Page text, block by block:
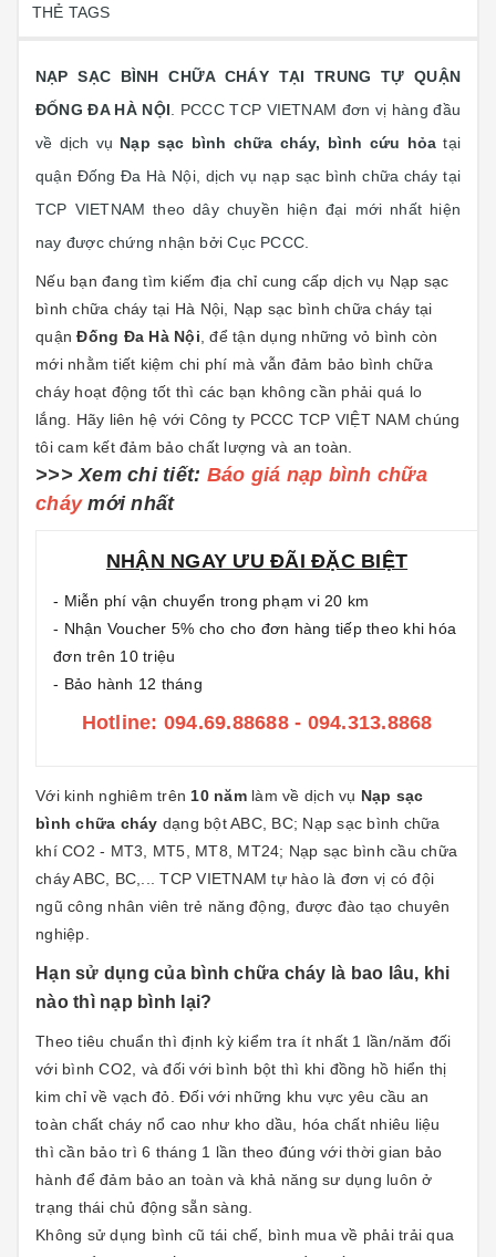
THẺ TAGS
NẠP SẠC BÌNH CHỮA CHÁY TẠI TRUNG TỰ QUẬN
ĐỐNG ĐA HÀ NỘI . PCCC TCP VIETNAM đơn vị hàng đầu
về dịch vụ Nạp sạc bình chữa cháy, bình cứu hỏa tại
quận Đống Đa Hà Nội, dịch vụ nạp sạc bình chữa cháy tại
TCP VIETNAM theo dây chuyền hiện đại mới nhất hiện
nay được chứng nhận bởi Cục PCCC.
Nếu bạn đang tìm kiếm địa chỉ cung cấp dịch vụ Nạp sạc
bình chữa cháy tại Hà Nội, Nạp sạc bình chữa cháy tại
quậnĐống Đa Hà Nội , để tận dụng những vỏ bình còn
mới nhằm tiết kiệm chi phí mà vẫn đảm bảo bình chữa
cháy hoạt động tốt thì các bạn không cần phải quá lo
lắng. Hãy liên hệ với Công ty PCCC TCP VIỆT NAM chúng
tôi cam kết đảm bảo chất lượng và an toàn.
>>> Xem chi tiết: Báo giá nạp bình chữa
cháymới nhất
NHẬN NGAY ƯU ĐÃI ĐẶC BIỆT
- Miễn phí vận chuyển trong phạm vi 20 km
- Nhận Voucher 5% cho cho đơn hàng tiếp theo khi hóa
đơn trên 10 triệu
- Bảo hành 12 tháng
Hotline: 094.69.88688 - 094.313.8868
Với kinh nghiêm trên 10 nămlàm về dịch vụ Nạp sạc
bình chữa cháy dạng bột ABC, BC; Nạp sạc bình chữa
khí CO2 - MT3, MT5, MT8, MT24; Nạp sạc bình cầu chữa
cháy ABC, BC,... TCP VIETNAM tự hào là đơn vị có đội
ngũ công nhân viên trẻ năng động, được đào tạo chuyên
nghiệp.
Hạn sử dụng của bình chữa cháy là bao lâu, khi
nào thì nạp bình lại?
Theo tiêu chuẩn thì định kỳ kiểm tra ít nhất 1 lần/năm đối
với bình CO2, và đối với bình bột thì khi đồng hồ hiển thị
kim chỉ về vạch đỏ. Đối với những khu vực yêu cầu an
toàn chất cháy nổ cao như kho dầu, hóa chất nhiêu liệu
thì cần bảo trì 6 tháng 1 lần theo đúng với thời gian bảo
hành để đảm bảo an toàn và khả năng sư dụng luôn ở
trạng thái chủ động sẵn sàng.
Không sử dụng bình cũ tái chế, bình mua về phải trải qua